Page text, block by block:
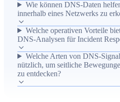
der Erkennung von
lateralem Movement erläutert. Er
dass Angreifer oft unentdeckt
agieren, und zeigt, wie DNS-
bestehenden technischen
können, um bösartige Muster zu
betriebliche Reaktion zu
Wie können DNS-Daten
innerhalb eines Netzwerks zu
Welche operativen Vorteile
DNS-Analysen für Incident
Welche Arten von DNS-
nützlich, um seitliche
zu entdecken?